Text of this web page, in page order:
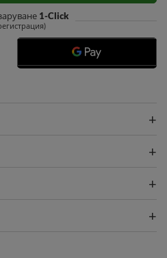
1-Click